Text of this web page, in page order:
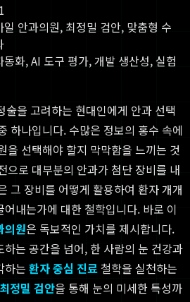
일 안과의원, 최정밀 검안, 맞춤형 수
화, AI 도구 평가, 개발 생산성, 실험
을 고려하는 현대인에게 안과 선택
하나입니다. 수많은 정보의 홍수 속에
을 선택해야 할지 막막함을 느끼는 것
으로 대부분의 안과가 첨단 장비를 내
그 장비를 어떻게 활용하여 환자 개개
내는가에 대한 철학입니다. 바로 이
의원은 독보적인 가치를 제시합니다.
는 공간을 넘어, 한 사람의 눈 건강과
하는 환자 중심 진료 철학을 실천하는
최정밀 검안을 통해 눈의 미세한 특성까